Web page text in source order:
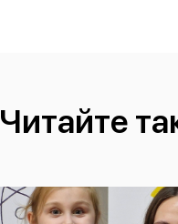
Читайте